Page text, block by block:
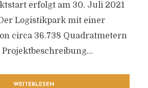
erfolgt am 30. Juli 2021
Logistikpark mit einer
circa 36.738 Quadratmetern
WEITERLESEN